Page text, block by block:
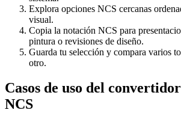
Explora opciones NCS cercanas
visual.
Copia la notación NCS para
pintura o revisiones de diseño.
Guarda tu selección y compara varios
otro.
Casos de uso del
NCS